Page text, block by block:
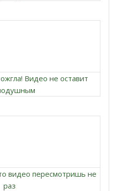
Видео не оставит
видео пересмотришь не
раз